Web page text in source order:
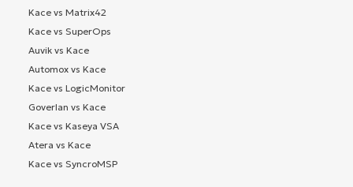
Kace vs Matrix42
Kace vs SuperOps
Auvik vs Kace
Automox vs Kace
Kace vs LogicMonitor
Goverlan vs Kace
Kace vs Kaseya VSA
Atera vs Kace
Kace vs SyncroMSP